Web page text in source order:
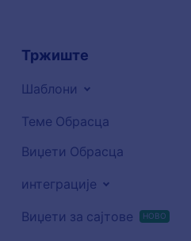
Тржиште
Шаблони
Теме Обрасца
Виџети Обрасца
интеграције
Виџети за сајтове НОВО